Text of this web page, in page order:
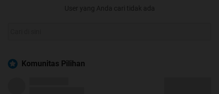
User yang Anda cari tidak ada
Komunitas Pilihan